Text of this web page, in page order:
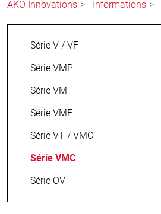
AKO Innovations Informations
Série V / VF
Série VMP
Série VM
Série VMF
Série VT / VMC
Série VMC
Série OV